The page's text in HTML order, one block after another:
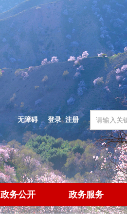
登录|注册
无障碍
政务公开 政务服务